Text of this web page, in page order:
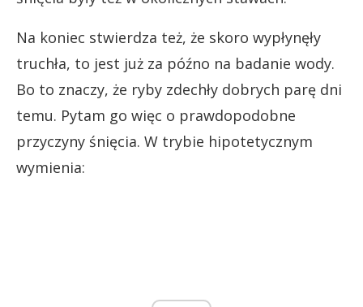
Na koniec stwierdza też, że skoro wypłynęły
truchła, to jest już za późno na badanie wody.
Bo to znaczy, że ryby zdechły dobrych parę dni
temu. Pytam go więc o prawdopodobne
przyczyny śnięcia. W trybie hipotetycznym
wymienia: